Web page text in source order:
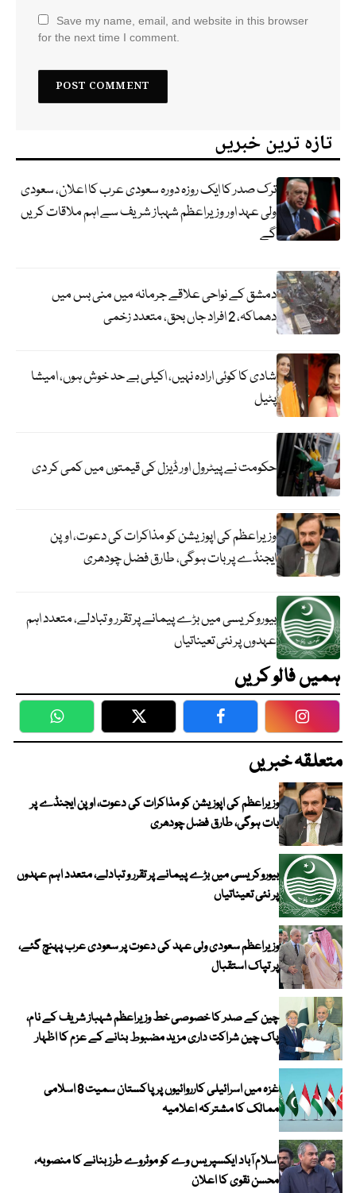
Save my name, email, and website in this browser
for the next time I comment.
تازہ ترین خبریں
ترک صدر کا ایک روزہ دورہ سعودی عرب کا اعلان، سعودی
ولی عہد اور وزیراعظم شہباز شریف سے اہم ملاقات کریں
گے
دمشق کے نواحی علاقے جرمانہ میں منی بس میں
دھماکہ، 2 افراد جاں بحق، متعدد زخمی
شادی کا کوئی ارادہ نہیں، اکیلی بے حد خوش ہوں، امیشا
پٹیل
حکومت نے پیٹرول اور ڈیزل کی قیمتوں میں کمی کر دی
وزیراعظم کی اپوزیشن کو مذاکرات کی دعوت، اوپن
ایجنڈے پر بات ہوگی، طارق فضل چودھری
بیوروکریسی میں بڑے پیمانے پر تقرر و تبادلے، متعدد اہم
عہدوں پر نئی تعیناتیاں
ہمیں فالو کریں
WhatsApp Twitter Facebook
متعلقہ خبریں
وزیراعظم کی اپوزیشن کو مذاکرات کی دعوت، اوپن ایجنڈے پر
بات ہوگی، طارق فضل چودھری
بیوروکریسی میں بڑے پیمانے پر تقرر و تبادلے، متعدد اہم عہدوں
پر نئی تعیناتیاں
وزیراعظم سعودی ولی عہد کی دعوت پر سعودی عرب پہنچ گئے،
پر تپاک استقبال
چین کے صدر کا خصوصی خط وزیراعظم شہباز شریف کے نام،
پاک چین شراکت داری مزید مضبوط بنانے کے عزم کا اظہار
غزہ میں اسرائیلی کارروائیوں پر پاکستان سمیت 8 اسلامی
ممالک کا مشترکہ اعلامیہ
اسلام آباد ایکسپریس وے کو موٹروے طرز بنانے کا منصوبہ،
محسن نقوی کا اعلان